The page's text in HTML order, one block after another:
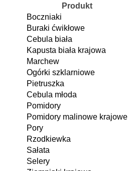
Produkt
Boczniaki
Buraki ćwikłowe
Cebula biała
Kapusta biała krajowa
Marchew
Ogórki szklarniowe
Pietruszka
Cebula młoda
Pomidory
Pomidory malinowe krajowe
Pory
Rzodkiewka
Sałata
Selery